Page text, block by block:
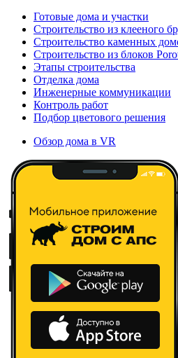
Готовые дома и участки
Строительство из клееного
Строительство каменных
Строительство из блоков
Этапы строительства
Отделка дома
Инженерные коммуникации
Контроль работ
Подбор цветового решения
Обзор дома в VR